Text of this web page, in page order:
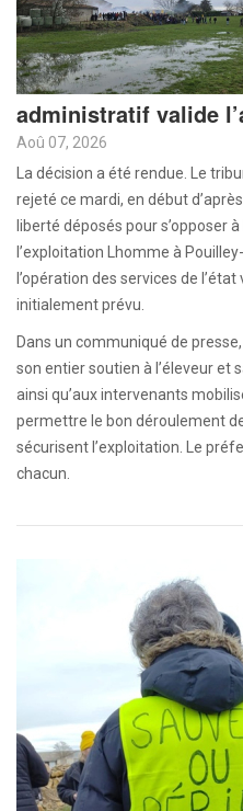
administratif valide
Aoû 07, 2026
La décision a été rendue. Le
rejeté ce mardi, en début
liberté déposés pour s’opposer
l’exploitation Lhomme à
l’opération des services de
initialement prévu.
Dans un communiqué de
son entier soutien à l’éleveur et
ainsi qu’aux intervenants
permettre le bon déroulement
sécurisent l’exploitation. Le
chacun.